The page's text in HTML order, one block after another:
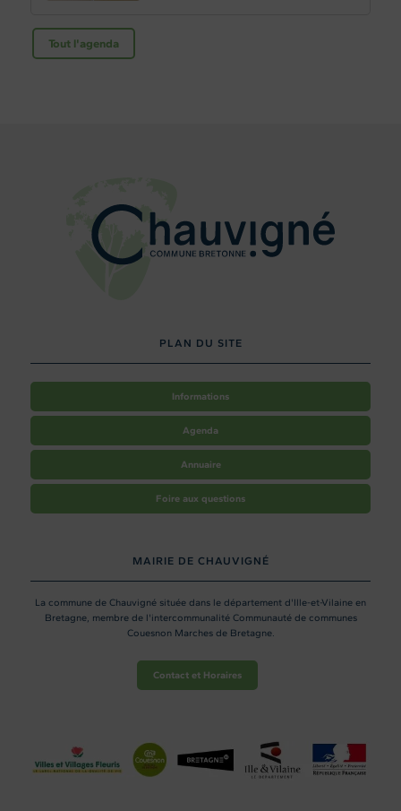
Tout l'agenda
PLAN DU SITE
Informations
Agenda
Annuaire
Foire aux questions
MAIRIE DE CHAUVIGNÉ
La commune de Chauvigné située dans le département d'Ille-et-Vilaine en
Bretagne, membre de l'intercommunalité Communauté de communes
Couesnon Marches de Bretagne.
Contact et Horaires